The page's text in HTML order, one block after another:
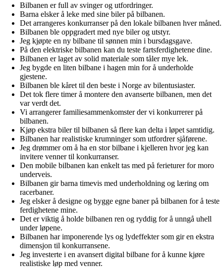
Bilbanen er full av svinger og utfordringer.
Barna elsker å leke med sine biler på bilbanen.
Det arrangeres konkurranser på den lokale bilbanen hver måned.
Bilbanen ble oppgradert med nye biler og utstyr.
Jeg kjøpte en ny bilbane til sønnen min i bursdagsgave.
På den elektriske bilbanen kan du teste fartsferdighetene dine.
Bilbanen er laget av solid materiale som tåler mye lek.
Jeg bygde en liten bilbane i hagen min for å underholde
gjestene.
Bilbanen ble kåret til den beste i Norge av bilentusiaster.
Det tok flere timer å montere den avanserte bilbanen, men det
var verdt det.
Vi arrangerer familiesammenkomster der vi konkurrerer på
bilbanen.
Kjøp ekstra biler til bilbanen så flere kan delta i løpet samtidig.
Bilbanen har realistiske krumninger som utfordrer sjåførene.
Jeg drømmer om å ha en stor bilbane i kjelleren hvor jeg kan
invitere venner til konkurranser.
Den mobile bilbanen kan enkelt tas med på ferieturer for moro
underveis.
Bilbanen gir barna timevis med underholdning og læring om
racerbaner.
Jeg elsker å designe og bygge egne baner på bilbanen for å teste
ferdighetene mine.
Det er viktig å holde bilbanen ren og ryddig for å unngå uhell
under løpene.
Bilbanen har imponerende lys og lydeffekter som gir en ekstra
dimensjon til konkurransene.
Jeg investerte i en avansert digital bilbane for å kunne kjøre
realistiske løp med venner.